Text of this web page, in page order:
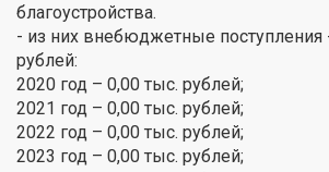
благоустройства.
- из них внебюджетные поступления
рублей:
2020 год – 0,00 тыс. рублей;
2021 год – 0,00 тыс. рублей;
2022 год – 0,00 тыс. рублей;
2023 год – 0,00 тыс. рублей;